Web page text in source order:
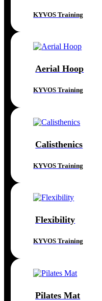
KYVOS Training
Aerial Hoop
KYVOS Training
Calisthenics
KYVOS Training
Flexibility
KYVOS Training
Pilates Mat